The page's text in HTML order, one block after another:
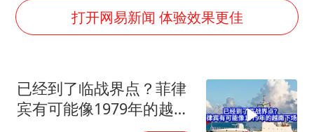
5万小车卖不动 微型代步车集体遇冷
科创50指数跌幅扩大至2%
白海豚路径图
56岁刘奕君跟13岁女儿合跳
打开网易新闻 体验效果更佳
已经到了临战界点？菲律
宾有可能像1979年的越南